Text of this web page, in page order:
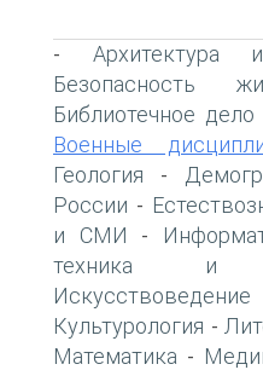
- Архитектура
Безопасность
Библиотечное дело
Военные
Геология -
России -
и СМИ -
техника и
Искусствоведение
Культурология -
Математика -